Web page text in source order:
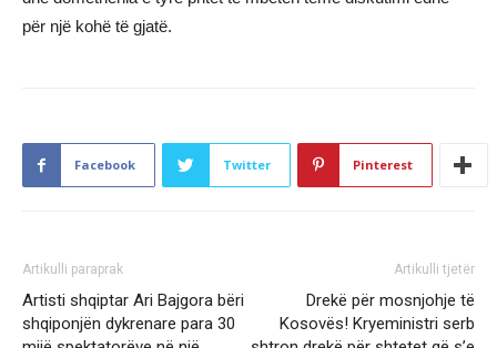
për një kohë të gjatë.
Facebook Twitter Pinterest
Artikulli paraprak
Artisti shqiptar Ari Bajgora bëri
shqiponjën dykrenare para 30
Artikulli tjetër
Drekë për mosnjohje të
Kosovës! Kryeministri serb